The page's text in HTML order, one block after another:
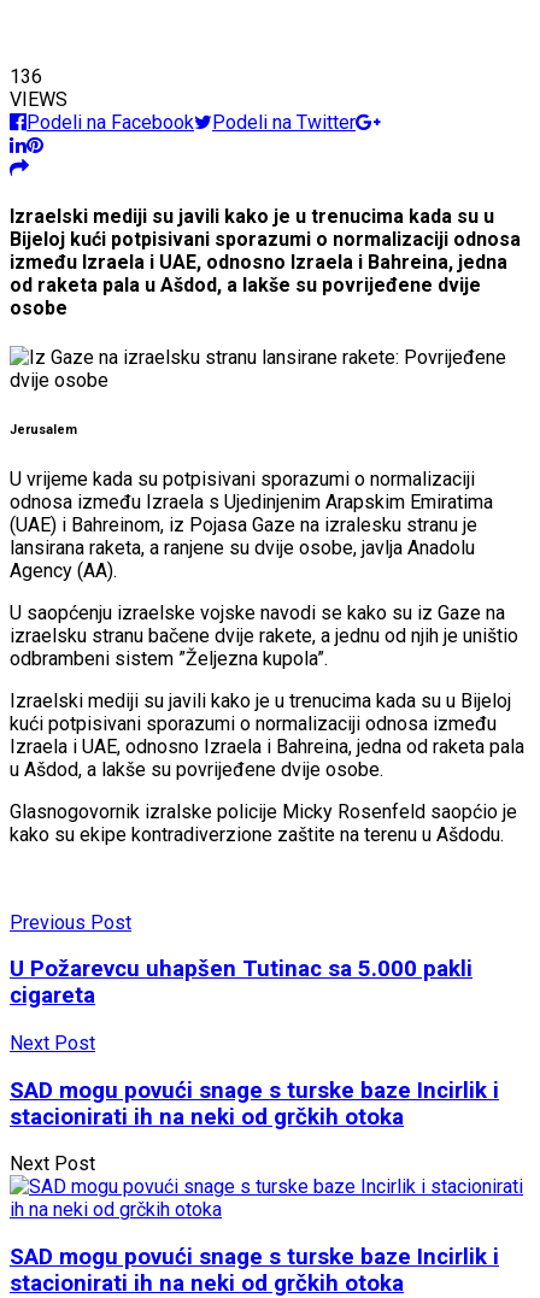
136
VIEWS
Podeli na Facebook
Podeli na Twitter
Izraelski mediji su javili kako je u trenucima kada su u
Bijeloj kući potpisivani sporazumi o normalizaciji odnosa
između Izraela i UAE, odnosno Izraela i Bahreina, jedna
od raketa pala u Ašdod, a lakše su povrijeđene dvije
osobe
Jerusalem
U vrijeme kada su potpisivani sporazumi o normalizaciji
odnosa između Izraela s Ujedinjenim Arapskim Emiratima
(UAE) i Bahreinom, iz Pojasa Gaze na izralesku stranu je
lansirana raketa, a ranjene su dvije osobe, javlja Anadolu
Agency (AA).
U saopćenju izraelske vojske navodi se kako su iz Gaze na
izraelsku stranu bačene dvije rakete, a jednu od njih je uništio
odbrambeni sistem ”Željezna kupola”.
Izraelski mediji su javili kako je u trenucima kada su u Bijeloj
kući potpisivani sporazumi o normalizaciji odnosa između
Izraela i UAE, odnosno Izraela i Bahreina, jedna od raketa pala
u Ašdod, a lakše su povrijeđene dvije osobe.
Glasnogovornik izralske policije Micky Rosenfeld saopćio je
kako su ekipe kontradiverzione zaštite na terenu u Ašdodu.
Previous Post
U Požarevcu uhapšen Tutinac sa 5.000 pakli
cigareta
Next Post
SAD mogu povući snage s turske baze Incirlik i
stacionirati ih na neki od grčkih otoka
Next Post
SAD mogu povući snage s turske baze Incirlik i
stacionirati ih na neki od grčkih otoka